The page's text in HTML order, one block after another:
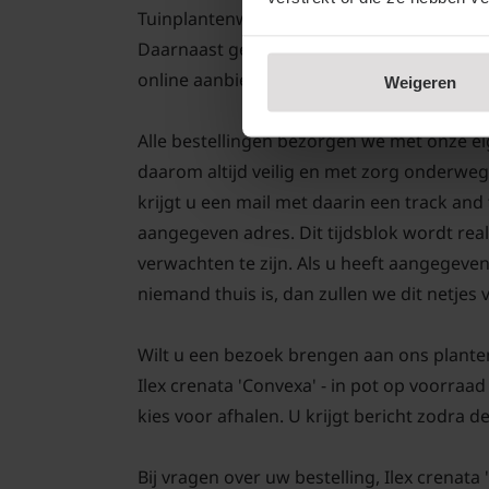
Weigeren
Tuinplantenwinkel.nl verkopen we altijd
Daarnaast geven we aangroei garantie
online aanbieden.
Alle bestellingen bezorgen we met onze
daarom altijd veilig en met zorg
krijgt u een mail met daarin een track
aangegeven adres. Dit tijdsblok wordt
verwachten te zijn. Als u heeft
niemand thuis is, dan zullen we dit netjes
Wilt u een bezoek brengen aan ons
Ilex crenata 'Convexa' - in pot op
kies voor afhalen. U krijgt bericht zodra
Bij vragen over uw bestelling, Ilex